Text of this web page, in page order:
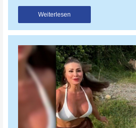
Weiterlesen